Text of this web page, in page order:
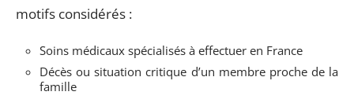
motifs considérés :
Soins médicaux spécialisés à effectuer en France
Décès ou situation critique d’un membre proche de la
famille